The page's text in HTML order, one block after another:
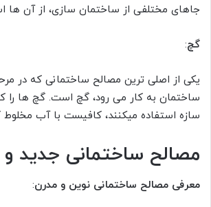
جاهای مختلفی از ساختمان سازی، از آن ها
گچ:
یکی از اصلی ترین مصالح ساختمانی که در
ساختمان به کار می رود، گچ است. گچ ها را
سازه استفاده میکنند، کافیست با آب مخلوط
مصالح ساختمانی جدید
معرفی مصالح ساختمانی نوین و مدرن: